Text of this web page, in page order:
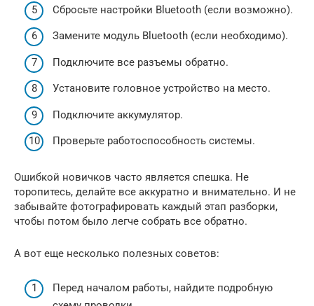
Сбросьте настройки Bluetooth (если возможно).
Замените модуль Bluetooth (если необходимо).
Подключите все разъемы обратно.
Установите головное устройство на место.
Подключите аккумулятор.
Проверьте работоспособность системы.
Ошибкой новичков часто является спешка. Не
торопитесь, делайте все аккуратно и внимательно. И не
забывайте фотографировать каждый этап разборки,
чтобы потом было легче собрать все обратно.
А вот еще несколько полезных советов:
Перед началом работы, найдите подробную